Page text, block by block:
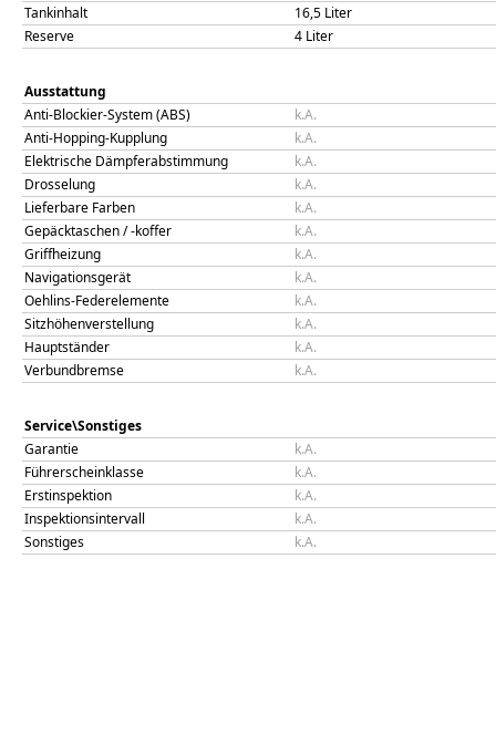
Tankinhalt
16,5 Liter
Reserve
4 Liter
Ausstattung
Anti-Blockier-System (ABS)
k.A.
Anti-Hopping-Kupplung
k.A.
Elektrische Dämpferabstimmung
k.A.
Drosselung
k.A.
Lieferbare Farben
k.A.
Gepäcktaschen / -koffer
k.A.
Griffheizung
k.A.
Navigationsgerät
k.A.
Oehlins-Federelemente
k.A.
Sitzhöhenverstellung
k.A.
Hauptständer
k.A.
Verbundbremse
k.A.
Service\Sonstiges
Garantie
k.A.
Führerscheinklasse
k.A.
Erstinspektion
k.A.
Inspektionsintervall
k.A.
Sonstiges
k.A.